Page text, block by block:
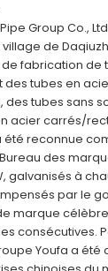
Group Co.,
de
fabrication de
tubes en
des tubes sans
acier carrés/
été reconnue
des
galvanisés à
par le
marque
consécutives.
Youfa a été